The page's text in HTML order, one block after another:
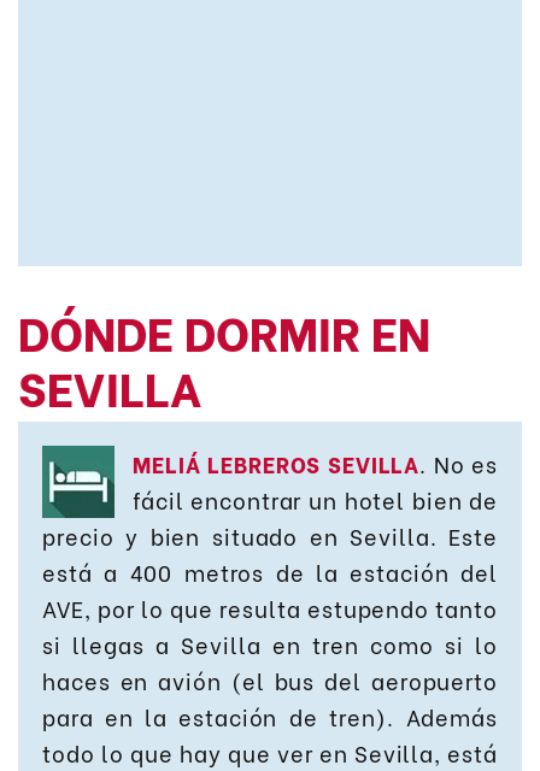
DÓNDE DORMIR EN
SEVILLA
MELIÁ LEBREROS SEVILLA. No es
fácil encontrar un hotel bien de
precio y bien situado en Sevilla. Este
está a 400 metros de la estación del
AVE, por lo que resulta estupendo tanto
si llegas a Sevilla en tren como si lo
haces en avión (el bus del aeropuerto
para en la estación de tren). Además
todo lo que hay que ver en Sevilla, está